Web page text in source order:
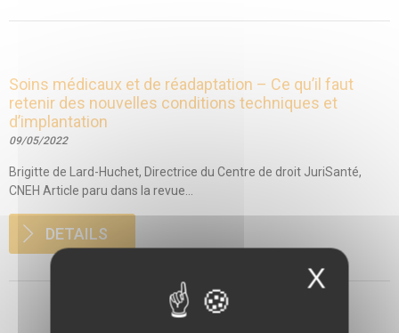
Soins médicaux et de réadaptation – Ce qu’il faut
retenir des nouvelles conditions techniques et
d’implantation
09/05/2022
Brigitte de Lard-Huchet, Directrice du Centre de droit JuriSanté,
CNEH Article paru dans la revue...
DETAILS
X